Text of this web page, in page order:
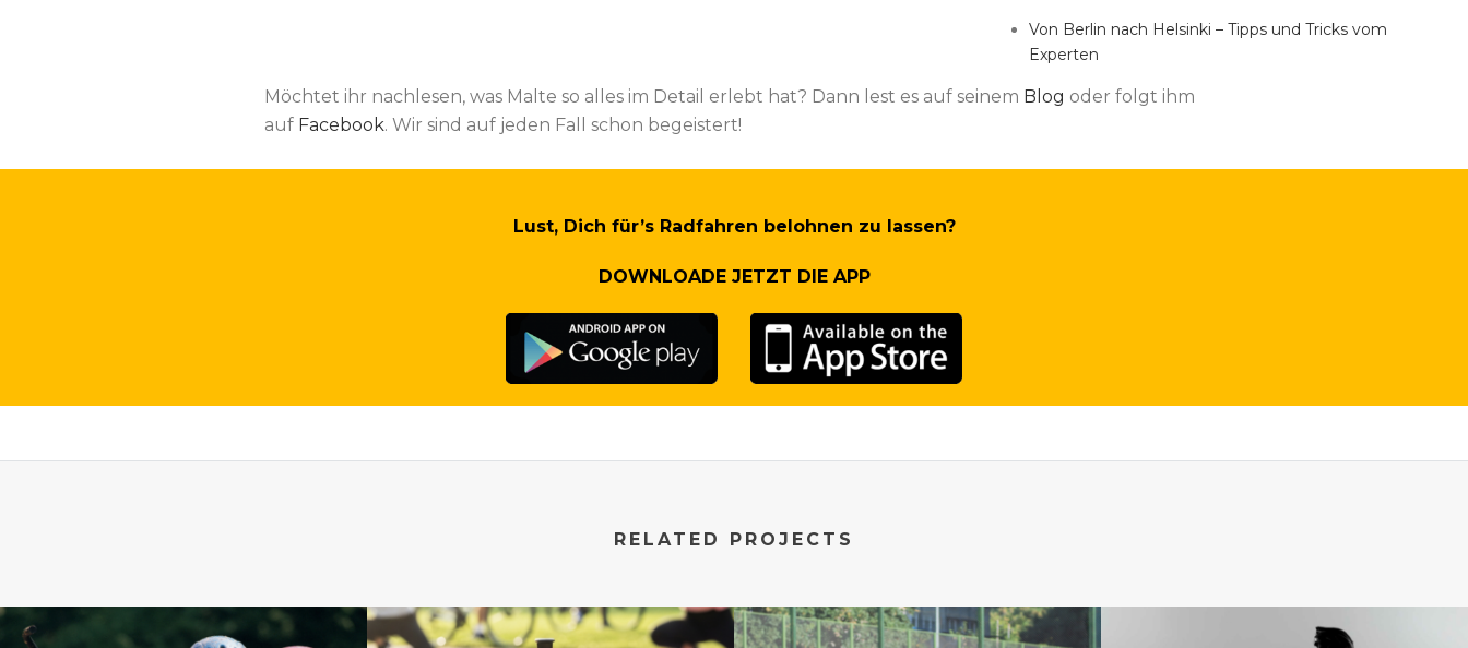
Von Berlin nach Helsinki – Tipps und Tricks vom
Experten
Möchtet ihr nachlesen, was Malte so alles im Detail erlebt hat? Dann lest es auf seinem Blog oder folgt ihm
auf Facebook. Wir sind auf jeden Fall schon begeistert!
Lust, Dich für’s Radfahren belohnen zu lassen?
DOWNLOADE JETZT DIE APP
RELATED PROJECTS